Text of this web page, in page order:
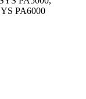
PA6000